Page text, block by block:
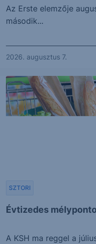
Az Erste elemzője
második...
2026. augusztus 7.
Évtizedes
SZTORI
A KSH ma reggel a